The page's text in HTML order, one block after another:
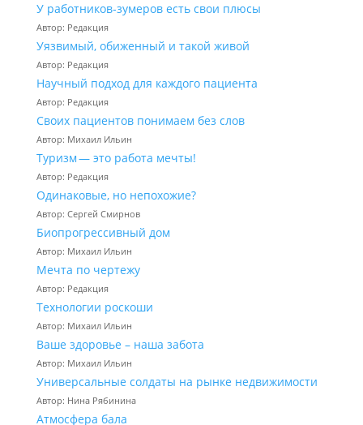
У работников‑зумеров есть свои плюсы
Автор: Редакция
Уязвимый, обиженный и такой живой
Автор: Редакция
Научный подход для каждого пациента
Автор: Редакция
Своих пациентов понимаем без слов
Автор: Михаил Ильин
Туризм — это работа мечты!
Автор: Редакция
Одинаковые, но непохожие?
Автор: Сергей Смирнов
Биопрогрессивный дом
Автор: Михаил Ильин
Мечта по чертежу
Автор: Редакция
Технологии роскоши
Автор: Михаил Ильин
Ваше здоровье – наша забота
Автор: Михаил Ильин
Универсальные солдаты на рынке недвижимости
Автор: Нина Рябинина
Атмосфера бала